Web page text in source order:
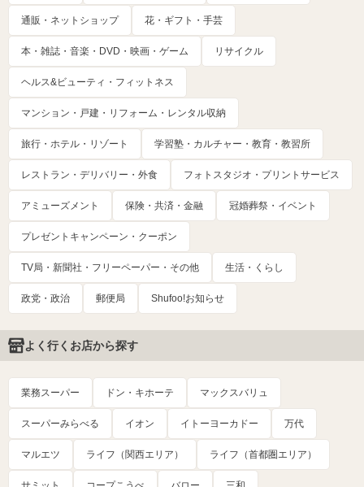
通販・ネットショップ 花・ギフト・手芸
本・雑誌・音楽・DVD・映画・ゲーム リサイクル
ヘルス&ビューティ・フィットネス
マンション・戸建・リフォーム・レンタル収納
旅行・ホテル・リゾート 学習塾・カルチャー・教育・教習所
レストラン・デリバリー・外食 フォトスタジオ・プリントサービス
アミューズメント 保険・共済・金融 冠婚葬祭・イベント
プレゼントキャンペーン・クーポン
TV局・新聞社・フリーペーパー・その他 生活・くらし
政党・政治 郵便局 Shufoo!お知らせ
よく行くお店から探す
業務スーパー ドン・キホーテ マックスバリュ
スーパーみらべる イオン イトーヨーカドー 万代
マルエツ ライフ（関西エリア） ライフ（首都圏エリア）